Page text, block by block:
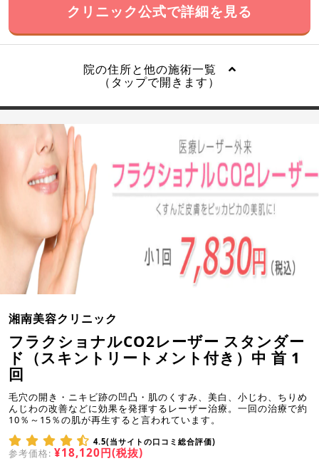
クリニック公式で詳細を見る
院の住所と他の施術一覧
（タップで開きます）
湘南美容クリニック
フラクショナルCO2レーザー スタンダー
ド（スキントリートメント付き）中 首 1
回
毛穴の開き・ニキビ跡の凹凸・肌のくすみ、美白、小じわ、ちりめ
んじわの改善などに効果を発揮するレーザー治療。一回の治療で約
10％～15％の肌が再生すると言われています。
4.5(当サイトの口コミ総合評価)
参考価格: ¥18,120円(税抜)